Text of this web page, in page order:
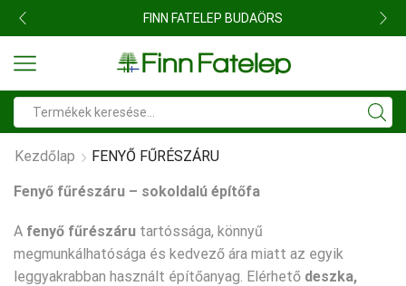
FINN FATELEP BUDAÖRS
input
Kezdőlap FENYŐ FŰRÉSZÁRU
Fenyő fűrészáru – sokoldalú építőfa
A fenyő fűrészáru tartóssága, könnyű
megmunkálhatósága és kedvező ára miatt az egyik
leggyakrabban használt építőanyag. Elérhető deszka,